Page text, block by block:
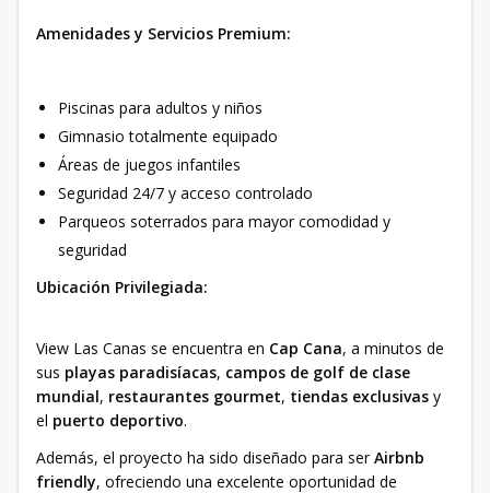
Amenidades y Servicios Premium:
Piscinas para adultos y niños
Gimnasio totalmente equipado
Áreas de juegos infantiles
Seguridad 24/7 y acceso controlado
Parqueos soterrados para mayor comodidad y
seguridad
Ubicación Privilegiada:
View Las Canas se encuentra en Cap Cana, a minutos de
sus playas paradisíacas, campos de golf de clase
mundial, restaurantes gourmet, tiendas exclusivas y
el puerto deportivo.
Además, el proyecto ha sido diseñado para serAirbnb
friendly, ofreciendo una excelente oportunidad de